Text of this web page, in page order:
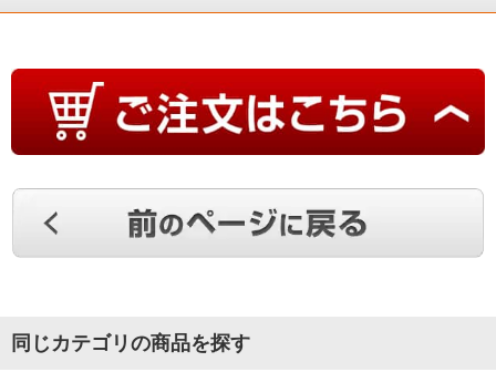
同じカテゴリの商品を探す